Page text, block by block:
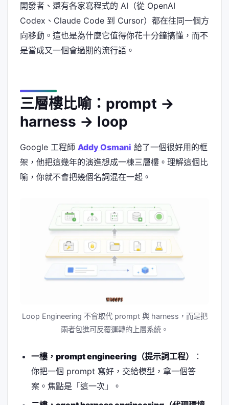
開發者、還有各家寫程式的 AI（從 OpenAI
Codex、Claude Code 到 Cursor）都在往同一個方
向移動。這也是為什麼它值得你花十分鐘搞懂，而不
是當成又一個會過期的流行語。
三層樓比喻：prompt →
harness → loop
Google 工程師 Addy Osmani 給了一個很好用的框
架，他把這幾年的演進想成一棟三層樓。理解這個比
喻，你就不會把幾個名詞混在一起。
Loop Engineering 不會取代 prompt 與 harness，而是把
兩者包進可反覆運轉的上層系統。
一樓，prompt engineering（提示詞工程）
：
你把一個 prompt 寫好，交給模型，拿一個答
案。焦點是「這一次」。